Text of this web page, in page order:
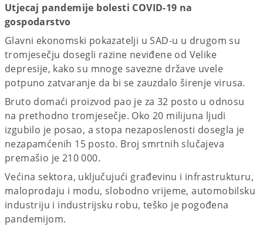
Utjecaj pandemije bolesti COVID-19 na
gospodarstvo
Glavni ekonomski pokazatelji u SAD-u u drugom su
tromjesečju dosegli razine neviđene od Velike
depresije, kako su mnoge savezne države uvele
potpuno zatvaranje da bi se zauzdalo širenje virusa.
Bruto domaći proizvod pao je za 32 posto u odnosu
na prethodno tromjesečje. Oko 20 milijuna ljudi
izgubilo je posao, a stopa nezaposlenosti dosegla je
nezapamćenih 15 posto. Broj smrtnih slučajeva
premašio je 210 000.
Većina sektora, uključujući građevinu i infrastrukturu,
maloprodaju i modu, slobodno vrijeme, automobilsku
industriju i industrijsku robu, teško je pogođena
pandemijom.